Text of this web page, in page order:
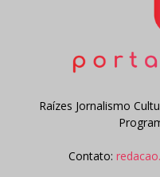
Raízes Jornalismo
Contato: